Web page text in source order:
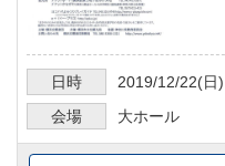
日時 2019/12/22(日)
会場
大ホール